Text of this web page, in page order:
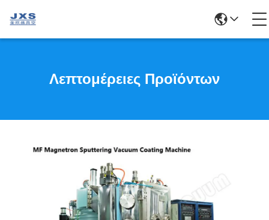
Λεπτομέρειες Προϊόντων